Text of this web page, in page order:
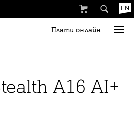
EN
Плати онлайн
A16 AI+